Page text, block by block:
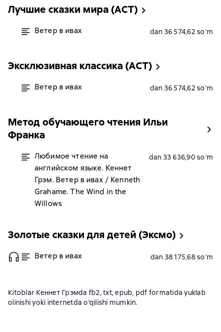
Лучшие сказки мира (АСТ)
Ветер в ивах dan 36 574,62 soʻm
Эксклюзивная классика (АСТ)
Ветер в ивах dan 36 574,62 soʻm
Метод обучающего чтения Ильи
Франка
Любимое чтение на
английском языке. Кеннет
Грэм. Ветер в ивах / Kenneth
Grahame. The Wind in the
Willows
dan 33 636,90 soʻm
Золотые сказки для детей (Эксмо)
Ветер в ивах dan 38 175,68 soʻm
Kitoblar Кеннет Грэмda fb2, txt, epub, pdf formatida yuklab
olinishi yoki internetda o'qilishi mumkin.